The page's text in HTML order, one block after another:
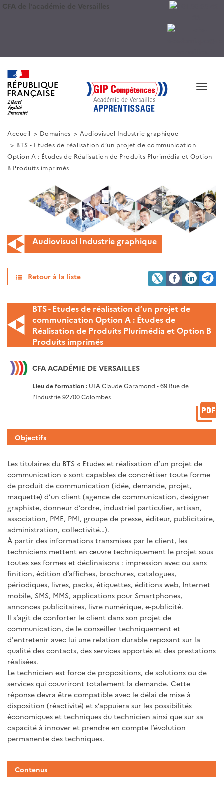
CFA de l'académie de Versailles
≡
Accueil Domaines
Audiovisuel Industrie graphique
BTS - Etudes de réalisation d’un projet de communication
Option A : Études de Réalisation de Produits Plurimédia et Option
B Produits imprimés
Audiovisuel Industrie graphique
Retour à la liste
BTS - Etudes de réalisation d’un projet de
communication Option A : Études de
Réalisation de Produits Plurimédia et Option B
Produits imprimés
CFA ACADÉMIE DE VERSAILLES
Lieu de formation : UFA Claude Garamond - 69 Rue de
l'Industrie 92700 Colombes
Objectifs
Les titulaires du BTS « Etudes et réalisation d’un projet de
communication » sont capables de concrétiser toute forme
de produit de communication (idée, demande, projet,
maquette) d’un client (agence de communication, designer
graphiste, donneur d’ordre, industriel particulier, artisan,
association, PME, PMI, groupe de presse, éditeur, publicitaire,
administration, collectivité…).
À partir des informations transmises par le client, les
techniciens mettent en œuvre techniquement le projet sous
toutes ses formes et déclinaisons : impression avec ou sans
finition, édition d’affiches, brochures, catalogues,
périodiques, livres, packs, étiquettes, éditions web, Internet
mobile, SMS, MMS, applications pour Smartphones,
annonces publicitaires, livre numérique, e-publicité.
Il s’agit de conforter le client dans son projet de
communication, de le conseiller techniquement et
d'entretenir avec lui une relation durable reposant sur la
qualité des contacts, des services apportés et des prestations
réalisées.
Le technicien est force de propositions, de solutions ou de
services qui couvriront totalement la demande. Cette
réponse devra être compatible avec le délai de mise à
disposition (réactivité) et s’appuiera sur les possibilités
économiques et techniques du technicien ainsi que sur sa
capacité à innover et prendre en compte l’évolution
permanente des techniques.
Contenus